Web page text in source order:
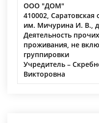
ООО "ДОМ"
410002, Саратовская
им. Мичурина И. В.,
Деятельность
проживания, не
группировки
Учредитель –
Викторовна